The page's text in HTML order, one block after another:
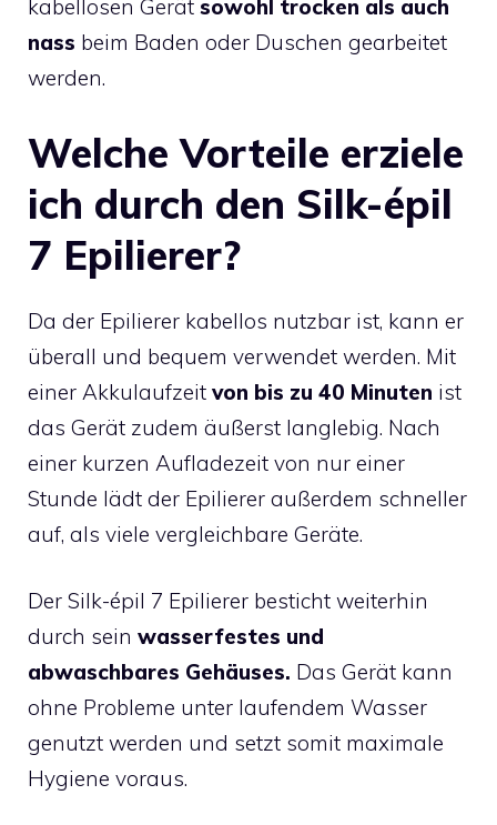
kabellosen Gerät sowohl trocken als auch
nass beim Baden oder Duschen gearbeitet
werden.
Welche Vorteile erziele
ich durch den Silk-épil
7 Epilierer?
Da der Epilierer kabellos nutzbar ist, kann er
überall und bequem verwendet werden. Mit
einer Akkulaufzeit von bis zu 40 Minuten ist
das Gerät zudem äußerst langlebig. Nach
einer kurzen Aufladezeit von nur einer
Stunde lädt der Epilierer außerdem schneller
auf, als viele vergleichbare Geräte.
Der Silk-épil 7 Epilierer besticht weiterhin
durch sein wasserfestes und
abwaschbares Gehäuses. Das Gerät kann
ohne Probleme unter laufendem Wasser
genutzt werden und setzt somit maximale
Hygiene voraus.